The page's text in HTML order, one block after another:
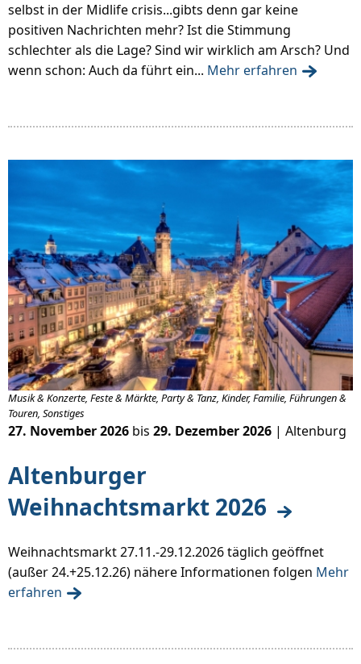
selbst in der Midlife crisis...gibts denn gar keine
positiven Nachrichten mehr? Ist die Stimmung
schlechter als die Lage? Sind wir wirklich am Arsch? Und
wenn schon: Auch da führt ein... Mehr erfahren
Altenburger
Weihnachtsmarkt 2026
Musik & Konzerte, Feste & Märkte, Party & Tanz, Kinder, Familie, Führungen &
Touren, Sonstiges
27. November 2026 bis 29. Dezember 2026 | Altenburg
Weihnachtsmarkt 27.11.-29.12.2026 täglich geöffnet
(außer 24.+25.12.26) nähere Informationen folgen Mehr
erfahren